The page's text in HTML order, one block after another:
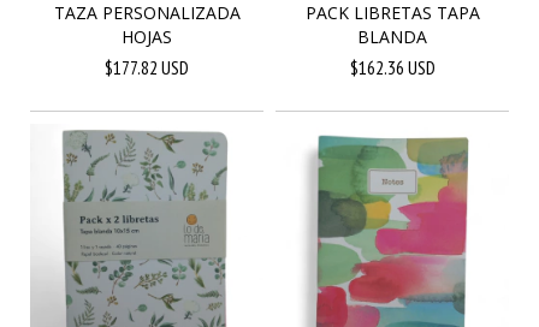
TAZA PERSONALIZADA
HOJAS
$177.82 USD
PACK LIBRETAS TAPA
BLANDA
$162.36 USD